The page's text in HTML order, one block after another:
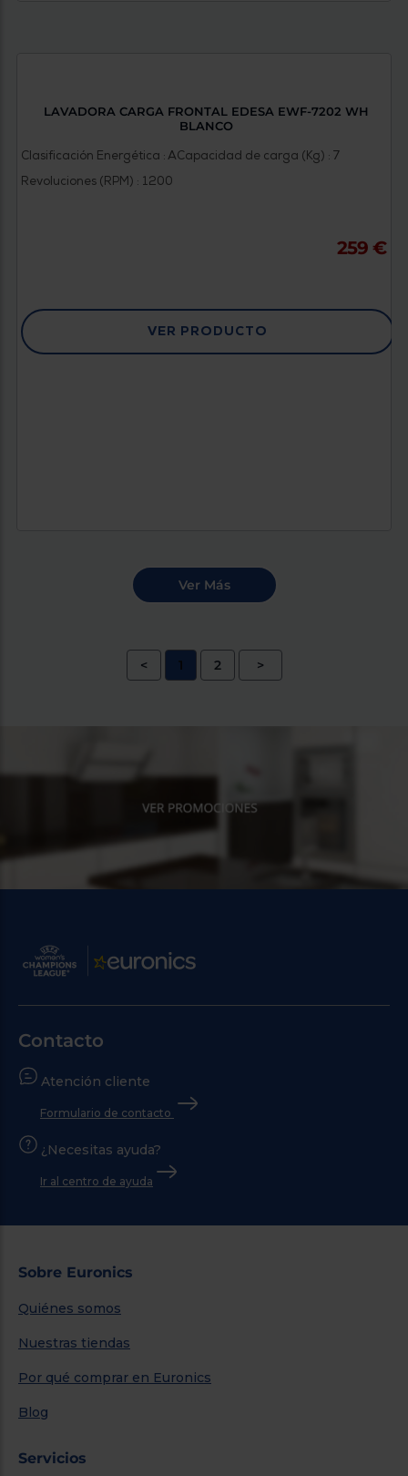
LAVADORA CARGA FRONTAL EDESA EWF-7202 WH
BLANCO
Clasificación Energética : ACapacidad de carga (Kg) : 7
Revoluciones (RPM) : 1200
259 €
VER PRODUCTO
< 1 2 >
Contacto
Atención cliente
Formulario de contacto
¿Necesitas ayuda?
Ir al centro de ayuda
Sobre Euronics
Quiénes somos
Nuestras tiendas
Por qué comprar en Euronics
Blog
Servicios